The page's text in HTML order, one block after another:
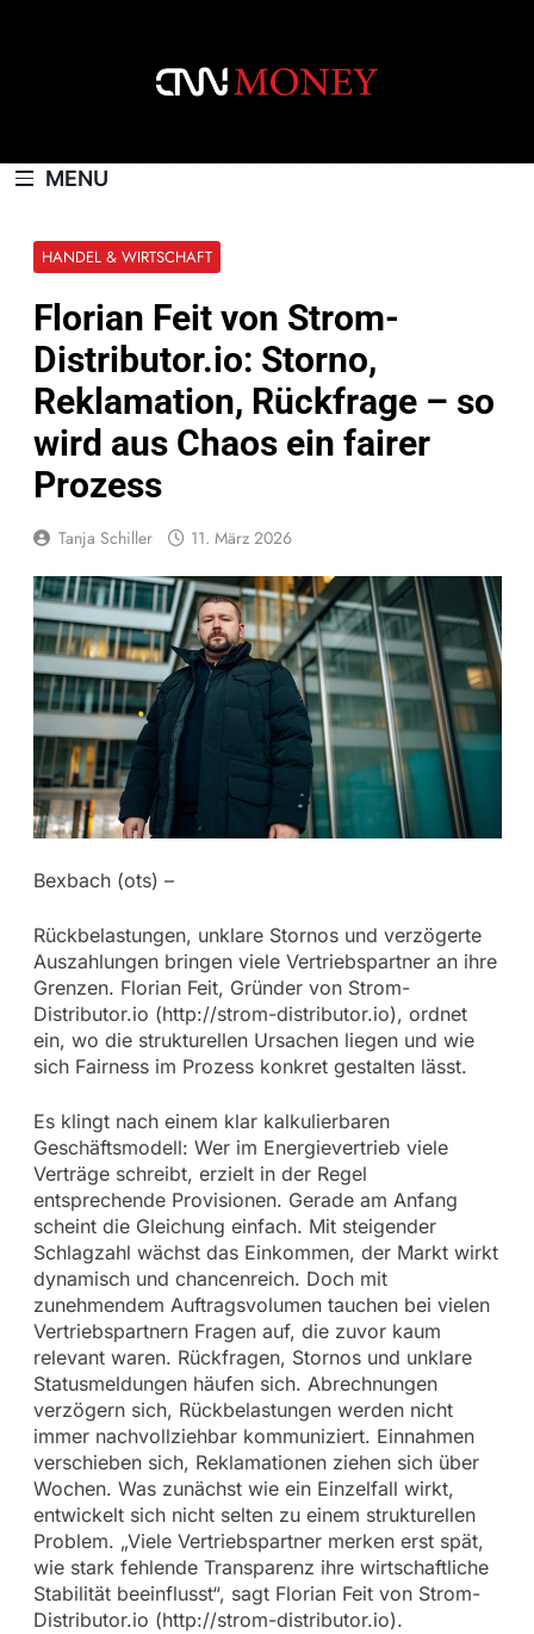
MENU
HANDEL & WIRTSCHAFT
Florian Feit von Strom-
Distributor.io: Storno,
Reklamation, Rückfrage – so
wird aus Chaos ein fairer
Prozess
Tanja Schiller 11. März 2026
Bexbach (ots) –
Rückbelastungen, unklare Stornos und verzögerte
Auszahlungen bringen viele Vertriebspartner an ihre
Grenzen. Florian Feit, Gründer von Strom-
Distributor.io (http://strom-distributor.io), ordnet
ein, wo die strukturellen Ursachen liegen und wie
sich Fairness im Prozess konkret gestalten lässt.
Es klingt nach einem klar kalkulierbaren
Geschäftsmodell: Wer im Energievertrieb viele
Verträge schreibt, erzielt in der Regel
entsprechende Provisionen. Gerade am Anfang
scheint die Gleichung einfach. Mit steigender
Schlagzahl wächst das Einkommen, der Markt wirkt
dynamisch und chancenreich. Doch mit
zunehmendem Auftragsvolumen tauchen bei vielen
Vertriebspartnern Fragen auf, die zuvor kaum
relevant waren. Rückfragen, Stornos und unklare
Statusmeldungen häufen sich. Abrechnungen
verzögern sich, Rückbelastungen werden nicht
immer nachvollziehbar kommuniziert. Einnahmen
verschieben sich, Reklamationen ziehen sich über
Wochen. Was zunächst wie ein Einzelfall wirkt,
entwickelt sich nicht selten zu einem strukturellen
Problem. „Viele Vertriebspartner merken erst spät,
wie stark fehlende Transparenz ihre wirtschaftliche
Stabilität beeinflusst“, sagt Florian Feit von Strom-
Distributor.io (http://strom-distributor.io).